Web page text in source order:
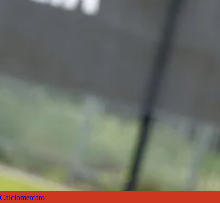
Calciomercato